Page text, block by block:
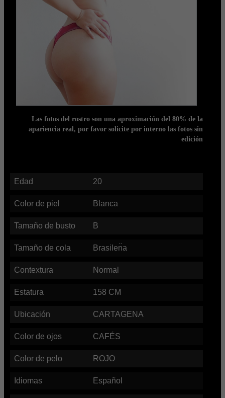
Las fotos del rostro son una aproximación del 80% de la
apariencia real, por favor solicite por interno las fotos sin
edición
Edad 20
Color de piel Blanca
Tamaño de busto B
Tamaño de cola Brasilen̈a
Contextura Normal
Estatura 158 CM
Ubicación CARTAGENA
Color de ojos CAFÉS
Color de pelo ROJO
Idiomas Español